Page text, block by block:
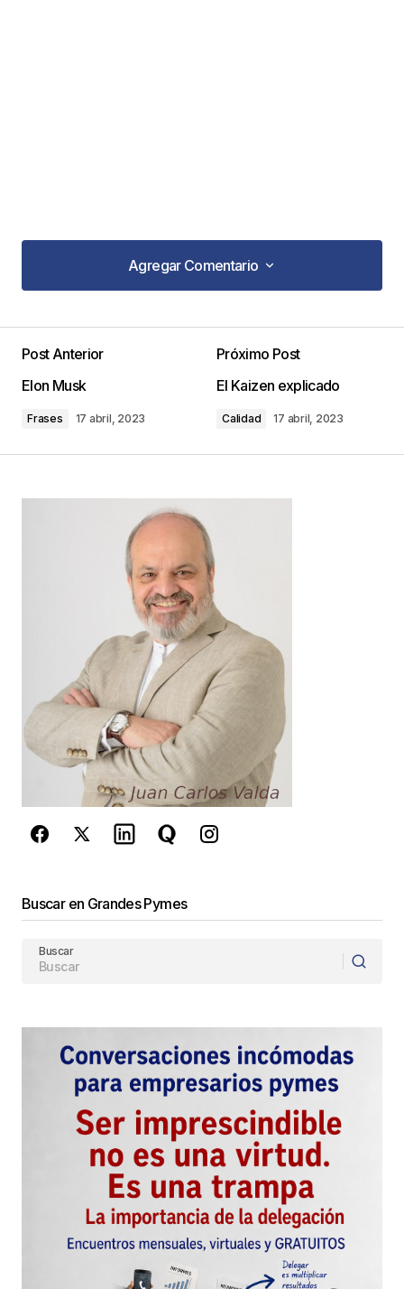
Agregar Comentario
Agregar Comentario
publicada.
Los campos obligatorios están
Comentario*
Guarda mi nombre, correo electrónico y web en
este navegador para la próxima vez que
comente.
Este sitio esta protegido por
reCAPTCHA y la Política de
privacidady losTérminos del servicio
de Googlese aplican.
Enviar Comentario
Post Anterior
Elon Musk
Frases 17 abril, 2023
Próximo Post
El Kaizen explicado
Calidad 17 abril, 2023
Buscar en Grandes Pymes
Buscar